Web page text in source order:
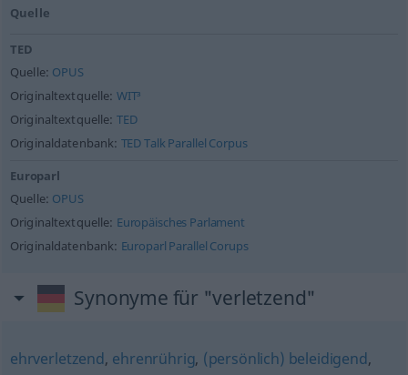
Quelle
TED
Quelle: OPUS
Originaltextquelle: WIT³
Originaltextquelle: TED
Originaldatenbank: TED Talk Parallel Corpus
Europarl
Quelle: OPUS
Originaltextquelle: Europäisches Parlament
Originaldatenbank: Europarl Parallel Corups
Synonyme für "verletzend"
ehrverletzend, ehrenrührig, (persönlich) beleidigend,